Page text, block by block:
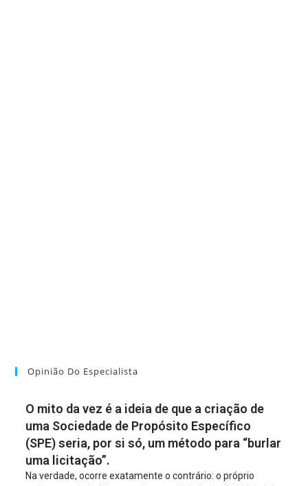
Opinião Do Especialista
O mito da vez é a ideia de que a criação de
uma Sociedade de Propósito Específico
(SPE) seria, por si só, um método para “burlar
uma licitação”.
Na verdade, ocorre exatamente o contrário: o próprio